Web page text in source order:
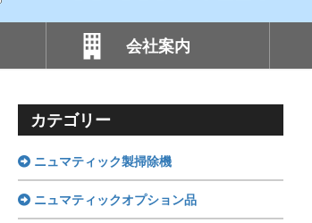
会社案内
カテゴリー
ニュマティック製掃除機
ニュマティックオプション品